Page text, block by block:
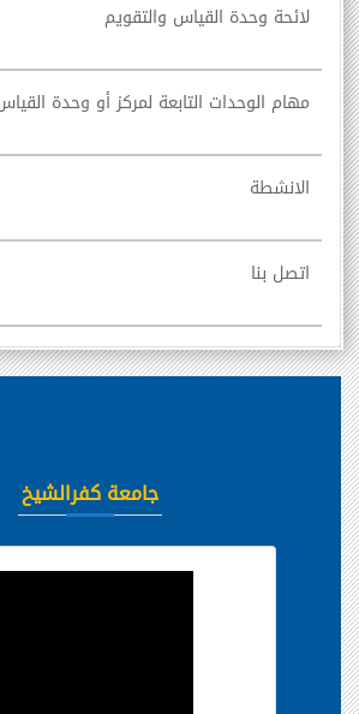
لائحة وحدة القياس والتقويم
مهام الوحدات التابعة لمركز أو وحدة
الانشطة
اتصل بنا
جامعة كفرالشيخ